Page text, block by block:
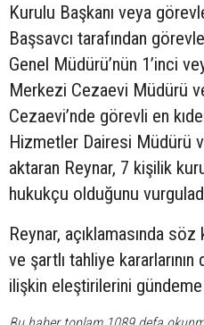
Kurulu Başkanı veya
Başsavcı tarafından
Genel Müdürü’nün 1’inci
Merkezi Cezaevi Müdürü
Cezaevi’nde görevli en
Hizmetler Dairesi Müdürü
aktaran Reynar, 7 kişilik
hukukçu olduğunu
Reynar, açıklamasında
ve şartlı tahliye
ilişkin eleştirilerini gündeme